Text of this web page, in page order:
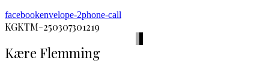
facebookenvelope-2phone-call
KGKTM-250307301219
Kære Flemming